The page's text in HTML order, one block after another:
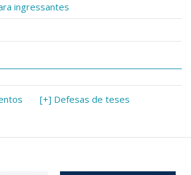
ingressantes
[+] Defesas de teses